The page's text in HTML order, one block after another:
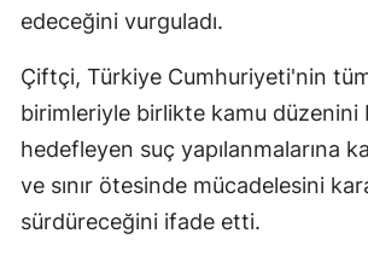
edeceğini vurguladı.
Çiftçi, Türkiye Cumhuriyeti'nin
birimleriyle birlikte kamu düzenini
hedefleyen suç yapılanmalarına
ve sınır ötesinde mücadelesini
sürdüreceğini ifade etti.